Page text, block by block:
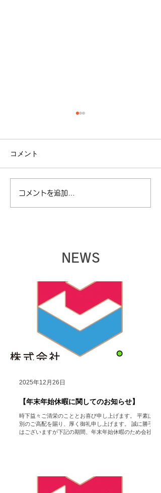
【夏季休暇に関してのお
知らせ】
コメント
コメントを追加…
NEWS
【年末年始休暇に関してのお知らせ】
時下益々ご清栄のこととお喜び申し上げます。 平素は格
別のご高配を賜り、厚く御礼申し上げます。 誠に勝手で
はございますが下記の期間、年末年始休暇のため会社を
合わせ頂きたく存じます。 ご迷惑をお掛け致しますが、
何卒ご了承いただけますようお願い申し上げます。
2025年12月26日